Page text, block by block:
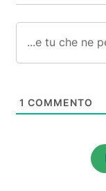
1 COMMENTO